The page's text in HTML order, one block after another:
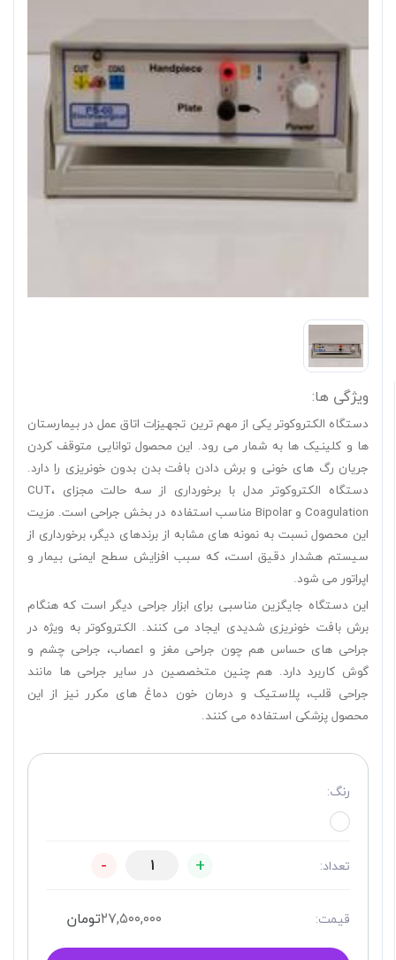
ویژگی ها:
دستگاه الکتروکوتر یکی از مهم ترین تجهیزات اتاق عمل در بیمارستان
ها و کلینیک ها به شمار می رود. این محصول توانایی متوقف کردن
جریان رگ های خونی و برش دادن بافت بدن بدون خونریزی را دارد.
دستگاه الکتروکوتر مدل با برخورداری از سه حالت مجزای CUT،
Coagulation و Bipolar مناسب استفاده در بخش جراحی است. مزیت
این محصول نسبت به نمونه های مشابه از برندهای دیگر، برخورداری از
سیستم هشدار دقیق است، که سبب افزایش سطح ایمنی بیمار و
اپراتور می شود.
این دستگاه جایگزین مناسبی برای ابزار جراحی دیگر است که هنگام
برش بافت خونریزی شدیدی ایجاد می کنند. الکتروکوتر به ویژه در
جراحی های حساس هم چون جراحی مغز و اعصاب، جراحی چشم و
گوش کاربرد دارد. هم چنین متخصصین در سایر جراحی ها مانند
جراحی قلب، پلاستیک و درمان خون دماغ های مکرر نیز از این
محصول پزشکی استفاده می کنند.
رنگ:
تعداد: +
-
قیمت: ۲۷,۵۰۰,۰۰۰تومان